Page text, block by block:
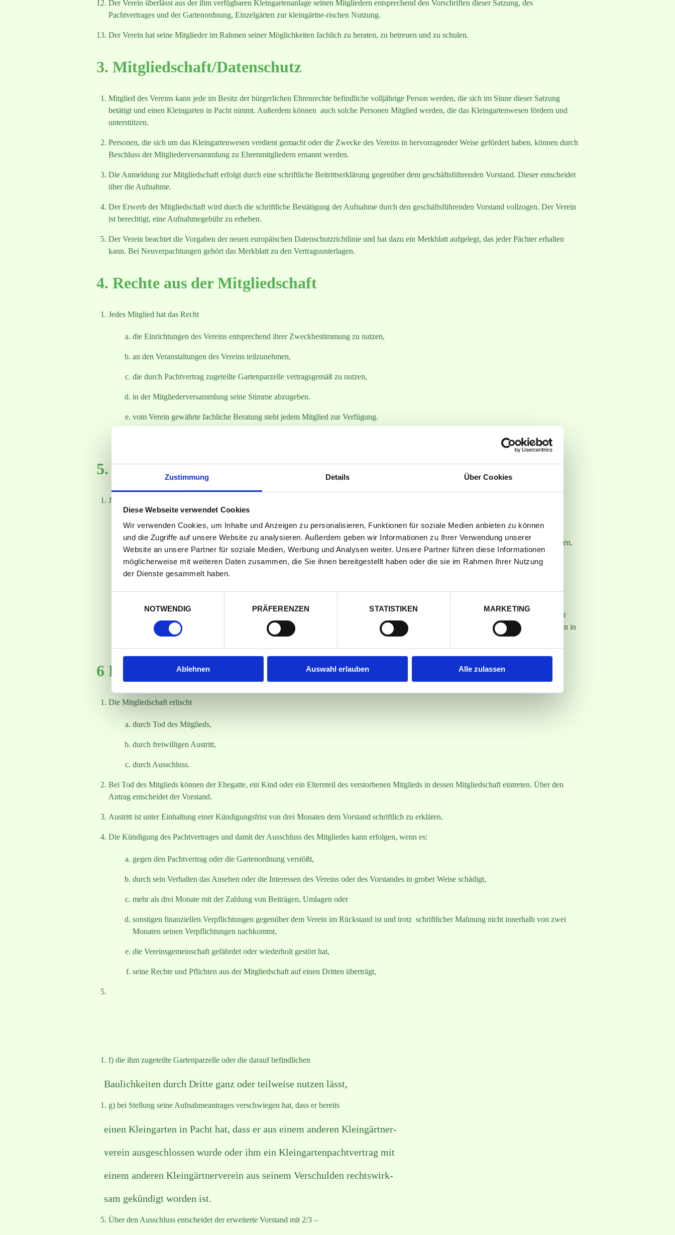
Zustimmung Details Über Cookies
Diese Webseite verwendet Cookies
Wir verwenden Cookies, um Inhalte und Anzeigen zu personalisieren, Funktionen für soziale Medien anbieten zu können
und die Zugriffe auf unsere Website zu analysieren. Außerdem geben wir Informationen zu Ihrer Verwendung unserer
Website an unsere Partner für soziale Medien, Werbung und Analysen weiter. Unsere Partner führen diese Informationen
möglicherweise mit weiteren Daten zusammen, die Sie ihnen bereitgestellt haben oder die sie im Rahmen Ihrer Nutzung
der Dienste gesammelt haben.
NOTWENDIG
PRÄFERENZEN STATISTIKEN MARKETING
Ablehnen Auswahl erlauben Alle zulassen
Der Verein überlässt aus der ihm verfügbaren Kleingartenanlage seinen Mitgliedern entsprechend den Vorschriften dieser Satzung, des
Pachtvertrages und der Gartenordnung, Einzelgärten zur kleingärtne-rischen Nutzung.
Der Verein hat seine Mitglieder im Rahmen seiner Möglichkeiten fachlich zu beraten, zu betreuen und zu schulen.
3. Mitgliedschaft/Datenschutz
Mitglied des Vereins kann jede im Besitz der bürgerlichen Ehrenrechte befindliche volljährige Person werden, die sich im Sinne dieser Satzung
betätigt und einen Kleingarten in Pacht nimmt. Außerdem können auch solche Personen Mitglied werden, die das Kleingartenwesen fördern und
unterstützen.
Personen, die sich um das Kleingartenwesen verdient gemacht oder die Zwecke des Vereins in hervorragender Weise gefördert haben, können durch
Beschluss der Mitgliederversammlung zu Ehrenmitgliedern ernannt werden.
Die Anmeldung zur Mitgliedschaft erfolgt durch eine schriftliche Beitrittserklärung gegenüber dem geschäftsführenden Vorstand. Dieser entscheidet
über die Aufnahme.
Der Erwerb der Mitgliedschaft wird durch die schriftliche Bestätigung der Aufnahme durch den geschäftsführenden Vorstand vollzogen. Der Verein
ist berechtigt, eine Aufnahmegebühr zu erheben.
Der Verein beachtet die Vorgaben der neuen europäischen Datenschutzrichtlinie und hat dazu ein Merkblatt aufgelegt, das jeder Pächter erhalten
kann. Bei Neuverpachtungen gehört das Merkblatt zu den Vertragsunterlagen.
4. Rechte aus der Mitgliedschaft
Jedes Mitglied hat das Recht
die Einrichtungen des Vereins entsprechend ihrer Zweckbestimmung zu nutzen,
an den Veranstaltungen des Vereins teilzunehmen,
die durch Pachtvertrag zugeteilte Gartenparzelle vertragsgemäß zu nutzen,
in der Mitgliederversammlung seine Stimme abzugeben.
vom Verein gewährte fachliche Beratung steht jedem Mitglied zur Verfügung.
5. Pflichten der Mitglieder
Jedes Mitglied ist verpflichtet
sich nach bestem Können für die Belange des Kleingartenwesens einzusetzen,
sich nach Maßgabe dieser Satzung, des Pachtvertrages und der Gartenordnung innerhalb der kleingärtnerischen Gemeinschaft zu betätigen,
c) die Regeln der Gartenordnung der Stadt Köln in der jeweils gültigen Form anzuerkennen und einzuhalten,
Beschlüsse des Vereins zu befolgen,
alle Anträge und Eingaben ausschließlich über den Vereinsvorstand weiterzugeben,
Mitgliedsbeiträge und Aufnahmegebühren sowie Umlagen und den auf die zugeteilte Gartenparzelle entfallenden Pachtzins innerhalb der
ersten zwei Monate des Geschäftsjahres zu entrichten. Bei Zahlungsverzug ist der Vorstand berechtigt, Mahngebühren und Verzugszinsen in
gesetzlich zulässiger Höhe zu erheben.
6 Beendigung der Mitgliedschaft
Die Mitgliedschaft erlischt
durch Tod des Mitglieds,
durch freiwilligen Austritt,
durch Ausschluss.
Bei Tod des Mitglieds können der Ehegatte, ein Kind oder ein Elternteil des verstorbenen Mitglieds in dessen Mitgliedschaft eintreten. Über den
Antrag entscheidet der Vorstand.
Austritt ist unter Einhaltung einer Kündigungsfrist von drei Monaten dem Vorstand schriftlich zu erklären.
Die Kündigung des Pachtvertrages und damit der Ausschluss des Mitgliedes kann erfolgen, wenn es:
gegen den Pachtvertrag oder die Gartenordnung verstößt,
durch sein Verhalten das Ansehen oder die Interessen des Vereins oder des Vorstandes in grober Weise schädigt,
mehr als drei Monate mit der Zahlung von Beiträgen, Umlagen oder
sonstigen finanziellen Verpflichtungen gegenüber dem Verein im Rückstand ist und trotz schriftlicher Mahnung nicht innerhalb von zwei
Monaten seinen Verpflichtungen nachkommt,
die Vereinsgemeinschaft gefährdet oder wiederholt gestört hat,
seine Rechte und Pflichten aus der Mitgliedschaft auf einen Dritten überträgt,
f) die ihm zugeteilte Gartenparzelle oder die darauf befindlichen
Baulichkeiten durch Dritte ganz oder teilweise nutzen lässt,
g) bei Stellung seine Aufnahmeantrages verschwiegen hat, dass er bereits
einen Kleingarten in Pacht hat, dass er aus einem anderen Kleingärtner-
verein ausgeschlossen wurde oder ihm ein Kleingartenpachtvertrag mit
einem anderen Kleingärtnerverein aus seinem Verschulden rechtswirk-
sam gekündigt worden ist.
Über den Ausschluss entscheidet der erweiterte Vorstand mit 2/3 –